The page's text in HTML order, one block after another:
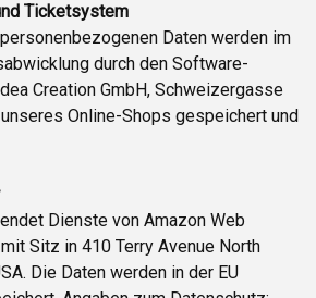
Ticketsystem
Daten werden im
durch den Software-
Creation GmbH, Schweizergasse
Online-Shops gespeichert und
Dienste von Amazon Web
Sitz in 410 Terry Avenue North
Die Daten werden in der EU